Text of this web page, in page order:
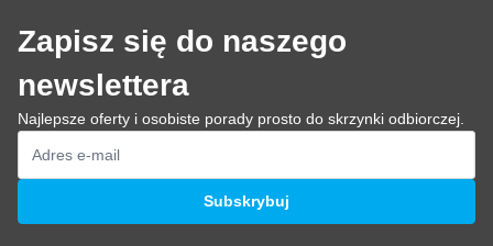
Zapisz się do naszego
newslettera
Najlepsze oferty i osobiste porady prosto do skrzynki odbiorczej.
Adres e-mail
Subskrybuj